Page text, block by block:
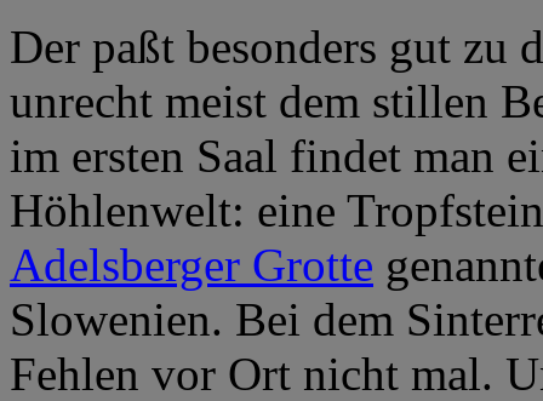
Der paßt besonders gut zu
unrecht meist dem stillen
im ersten Saal findet man
Höhlenwelt: eine
Adelsberger Grotte
Slowenien. Bei dem
Fehlen vor Ort nicht mal.